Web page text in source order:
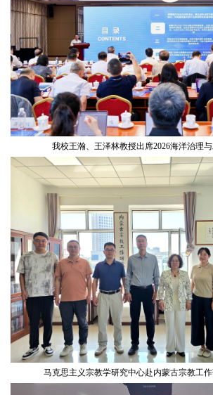
我校王瀚、王泽林教授出席2026海洋治理
马克思主义宗教学研究中心赴内蒙古宗教工